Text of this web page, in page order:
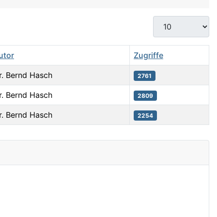
Anzeige #
Zugriffe
Bernd Hasch 2761
Bernd Hasch 2809
Bernd Hasch 2254